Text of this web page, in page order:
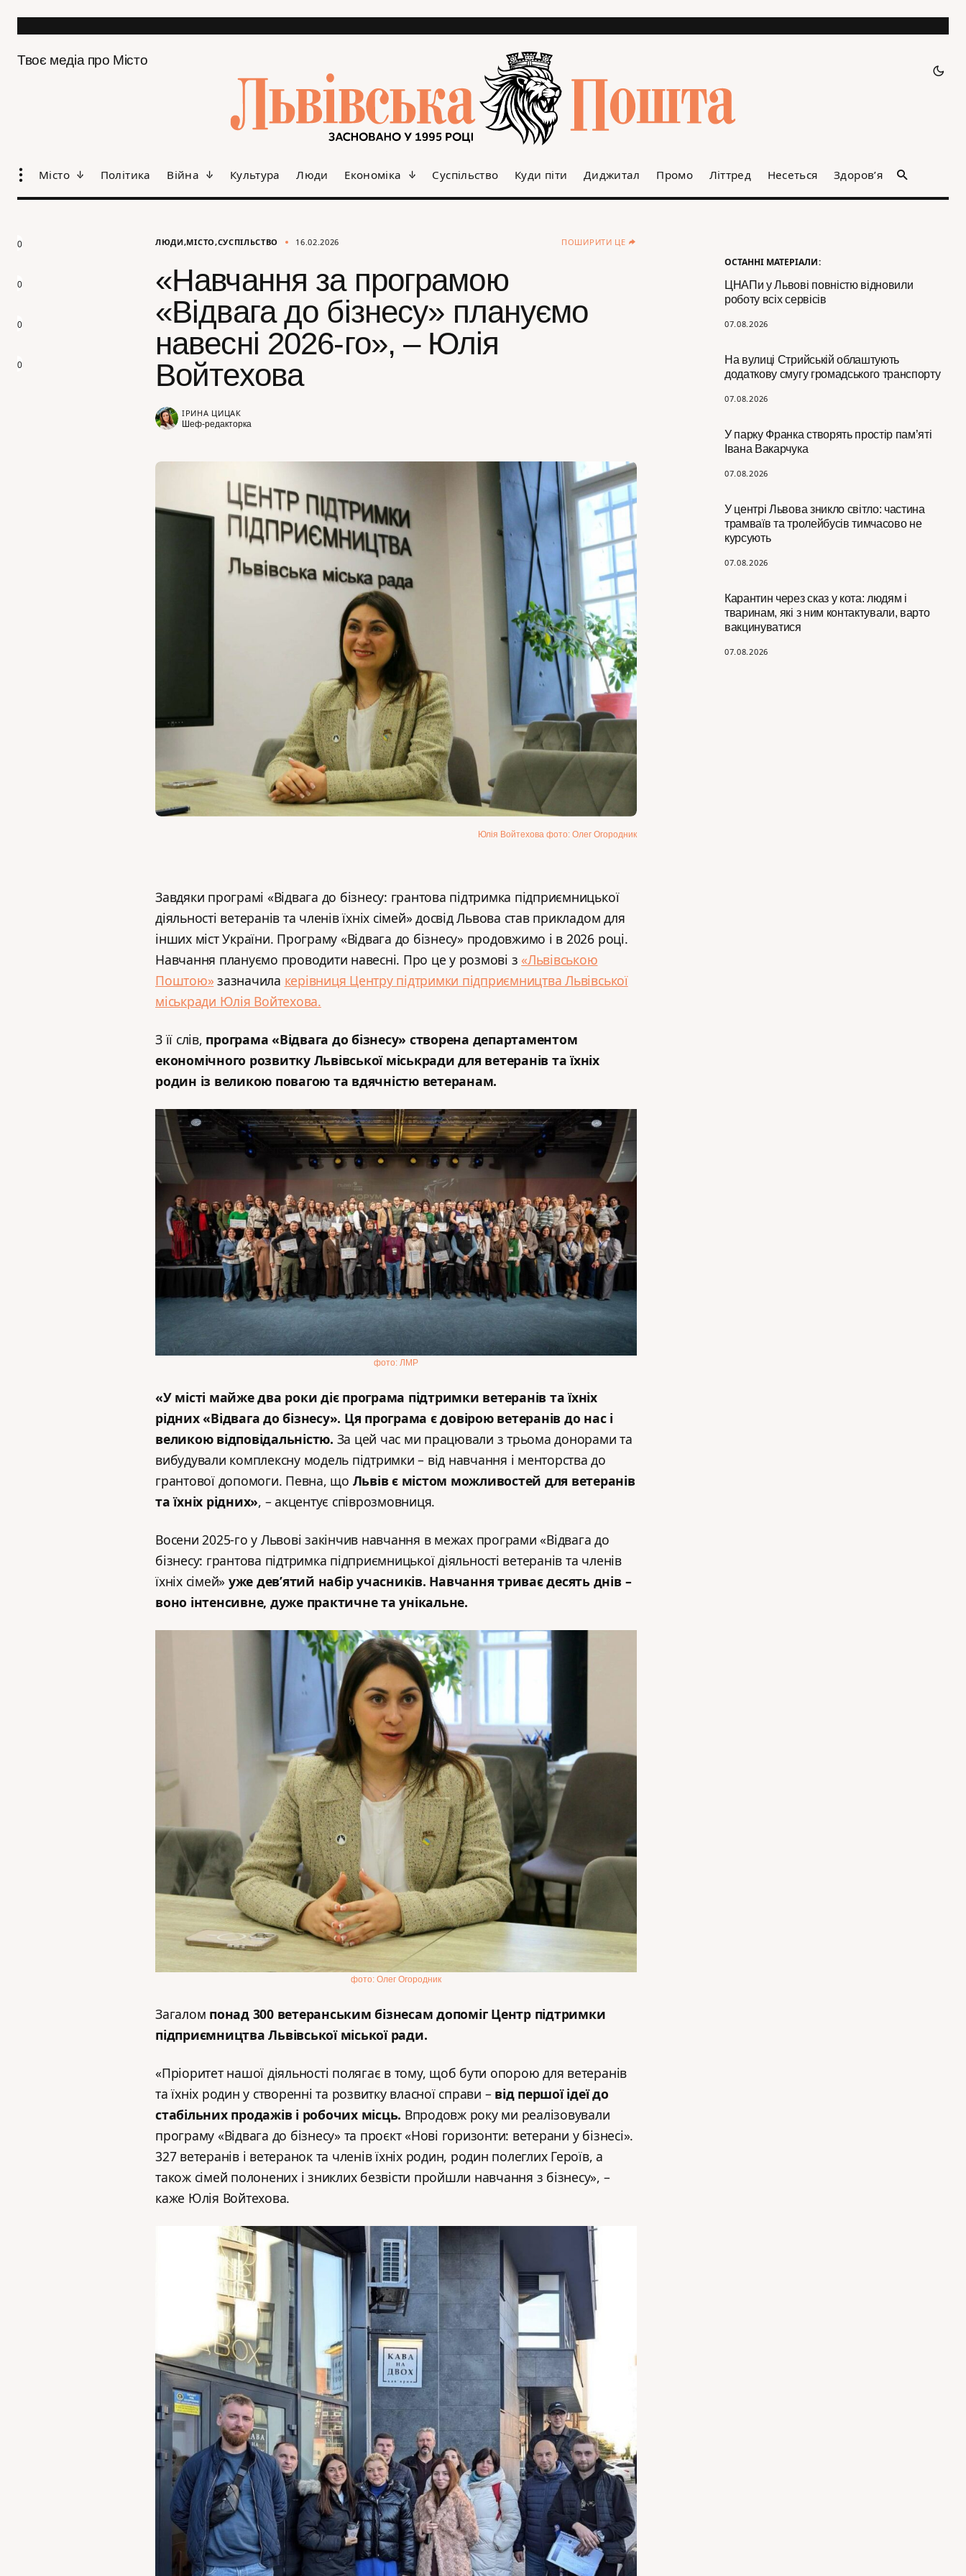
Твоє медіа про Місто
Місто Політика Війна Культура Люди Економіка Суспільство Куди піти Диджитал Промо Літтред Несеться Здоров’я
ОСТАННІ МАТЕРІАЛИ:
ЦНАПи у Львові повністю відновили
роботу всіх сервісів
07.08.2026
На вулиці Стрийській облаштують
додаткову смугу громадського транспорту
07.08.2026
У парку Франка створять простір пам’яті
Івана Вакарчука
07.08.2026
У центрі Львова зникло світло: частина
трамваїв та тролейбусів тимчасово не
курсують
07.08.2026
Карантин через сказ у кота: людям і
тваринам, які з ним контактували, варто
вакцинуватися
07.08.2026
ЛЮДИ МІСТО СУСПІЛЬСТВО 16.02.2026 ПОШИРИТИ ЦЕ
«Навчання за програмою
«Відвага до бізнесу» плануємо
навесні 2026-го», – Юлія
Войтехова
ІРИНА ЦИЦАК
Шеф-редакторка
Юлія Войтехова фото: Олег Огородник
Завдяки програмі «Відвага до бізнесу: грантова підтримка підприємницької
діяльності ветеранів та членів їхніх сімей» досвід Львова став прикладом для
інших міст України. Програму «Відвага до бізнесу» продовжимо і в 2026 році.
Навчання плануємо проводити навесні. Про це у розмові з«Львівською
Поштою» зазначила керівниця Центру підтримки підприємництва Львівської
міськради Юлія Войтехова.
З її слів, програма «Відвага до бізнесу» створена департаментом
економічного розвитку Львівської міськради для ветеранів та їхніх
родин із великою повагою та вдячністю ветеранам.
фото: ЛМР
«У місті майже два роки діє програма підтримки ветеранів та їхніх
рідних «Відвага до бізнесу». Ця програма є довірою ветеранів до нас і
великою відповідальністю. За цей час ми працювали з трьома донорами та
вибудували комплексну модель підтримки – від навчання і менторства до
грантової допомоги. Певна, що Львів є містом можливостей для ветеранів
та їхніх рідних», – акцентує співрозмовниця.
Восени 2025-го у Львові закінчив навчання в межах програми «Відвага до
бізнесу: грантова підтримка підприємницької діяльності ветеранів та членів
їхніх сімей» уже дев’ятий набір учасників. Навчання триває десять днів –
воно інтенсивне, дуже практичне та унікальне.
фото: Олег Огородник
Загалом понад 300 ветеранським бізнесам допоміг Центр підтримки
підприємництва Львівської міської ради.
«Пріоритет нашої діяльності полягає в тому, щоб бути опорою для ветеранів
та їхніх родин у створенні та розвитку власної справи – від першої ідеї до
стабільних продажів і робочих місць. Впродовж року ми реалізовували
програму «Відвага до бізнесу» та проєкт «Нові горизонти: ветерани у бізнесі».
327 ветеранів і ветеранок та членів їхніх родин, родин полеглих Героїв, а
також сімей полонених і зниклих безвісти пройшли навчання з бізнесу», –
каже Юлія Войтехова.
0
0
0
0